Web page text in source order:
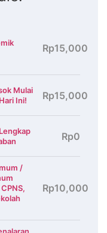
Rp15,000
Mulai
Ini!
Rp15,000
Rp0
/
Rp10,000